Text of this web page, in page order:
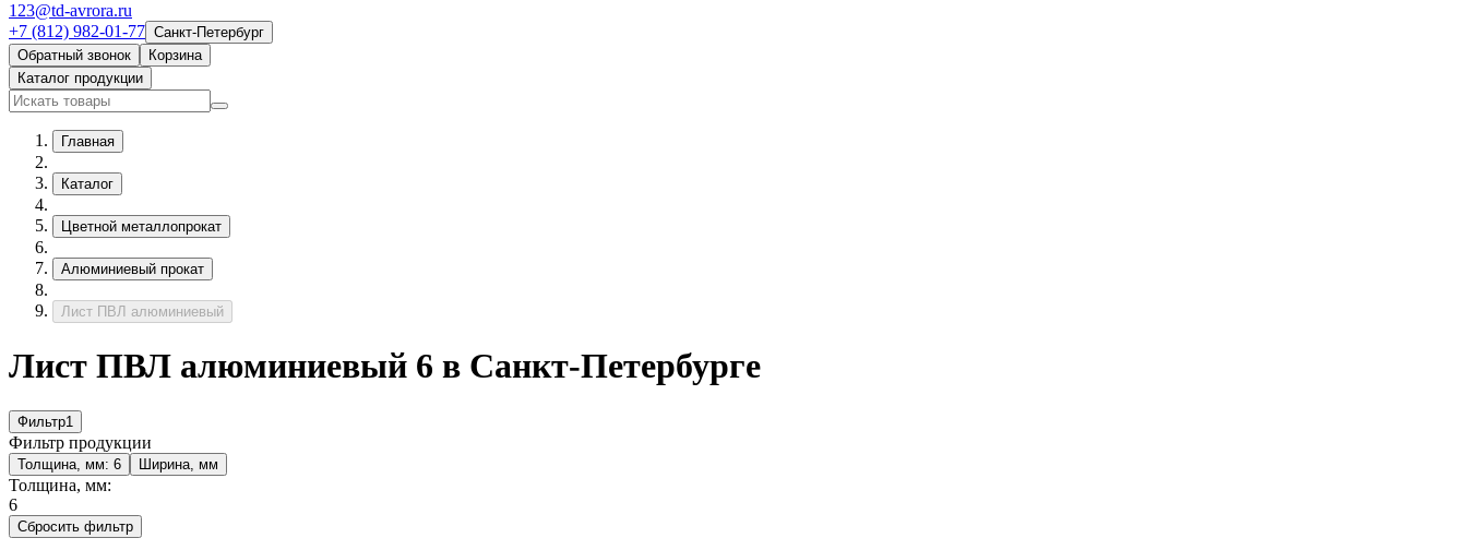
123@td-avrora.ru
+7 (812) 982-01-77 Санкт-Петербург
Обратный звонок
Корзина
Каталог продукции
Главная
Каталог
Цветной металлопрокат
Алюминиевый прокат
Лист ПВЛ алюминиевый
Лист ПВЛ алюминиевый 6 в Санкт-Петербурге
Фильтр1
Фильтр продукции
Толщина, мм: 6 Ширина, мм
Толщина, мм:
6
Сбросить фильтр